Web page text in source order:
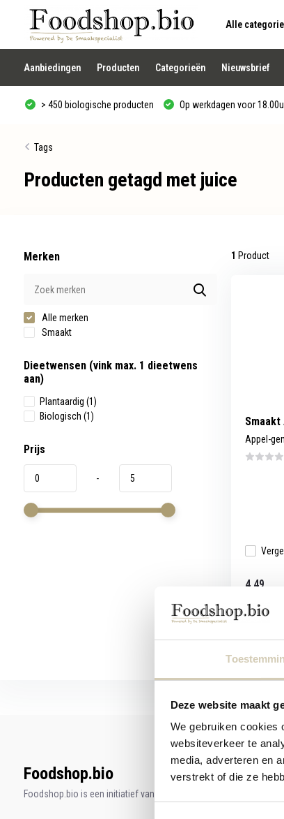
Deze website maakt
We gebruiken cookies
websiteverkeer te
media, adverteren en
verstrekt of die ze
Alle
Gebruik
de
pijltjes
op
en
neer
een
te
selecteren.
op
Enter
te
gaan.
met
werkt,
kunt
u
en
swipetekens
gebruiken.
Aanbiedingen Producten Categorieën Nieuwsbrief
> 450 biologische producten Op werkdagen voor
Tags
Producten getagd met juice
Merken
Alle merken
Smaakt
Dieetwensen (vink max. 1 dieetwens
aan)
Plantaardig (1)
Biologisch (1)
Prijs
-
1 Product
Appel-
4,49
Foodshop.bio
Foodshop.bio is een initiatief van de Smaakspecialist